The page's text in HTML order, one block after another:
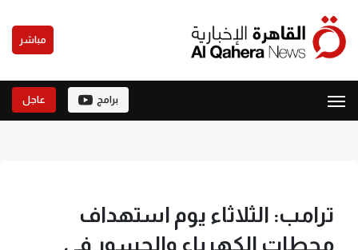
مباشر
برامج عاجل
ترامب: الثلاثاء يوم استهداف
محطات الكهرباء والجسور في